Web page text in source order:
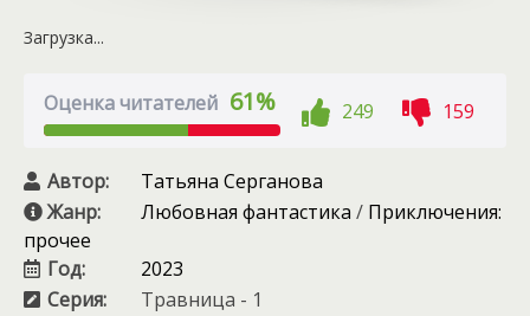
Загрузка...
Оценка читателей 61% 249 159
Автор:
Татьяна Серганова
Жанр:
Любовная фантастика / Приключения:
прочее
Год:
2023
Серия:
Травница - 1